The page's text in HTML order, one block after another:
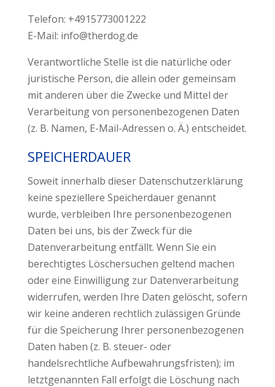
Telefon: +4915773001222
E-Mail: info@therdog.de
Verantwortliche Stelle ist die natürliche oder
juristische Person, die allein oder gemeinsam
mit anderen über die Zwecke und Mittel der
Verarbeitung von personenbezogenen Daten
(z. B. Namen, E-Mail-Adressen o. Ä.) entscheidet.
SPEICHERDAUER
Soweit innerhalb dieser Datenschutzerklärung
keine speziellere Speicherdauer genannt
wurde, verbleiben Ihre personenbezogenen
Daten bei uns, bis der Zweck für die
Datenverarbeitung entfällt. Wenn Sie ein
berechtigtes Löschersuchen geltend machen
oder eine Einwilligung zur Datenverarbeitung
widerrufen, werden Ihre Daten gelöscht, sofern
wir keine anderen rechtlich zulässigen Gründe
für die Speicherung Ihrer personenbezogenen
Daten haben (z. B. steuer- oder
handelsrechtliche Aufbewahrungsfristen); im
letztgenannten Fall erfolgt die Löschung nach